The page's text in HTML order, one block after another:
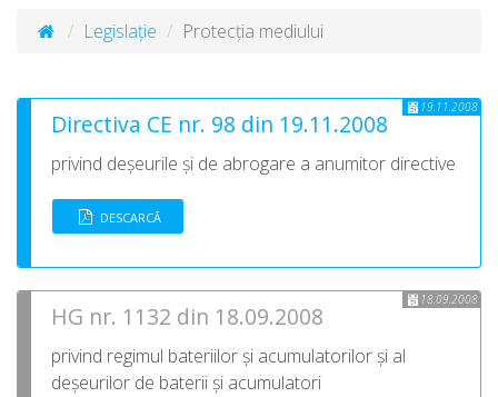
Legislație Protecția mediului
Directiva CE nr. 98 din 19.11.2008
privind deșeurile și de abrogare a anumitor directive
DESCARCĂ
19.11.2008
HG nr. 1132 din 18.09.2008
privind regimul bateriilor și acumulatorilor și al
deșeurilor de baterii și acumulatori
18.09.2008